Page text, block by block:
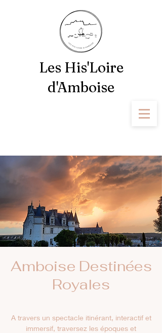
Les His'Loire
d'Amboise
Amboise Destinées
Royales
A travers un spectacle itinérant, interactif et
immersif, traversez les époques et